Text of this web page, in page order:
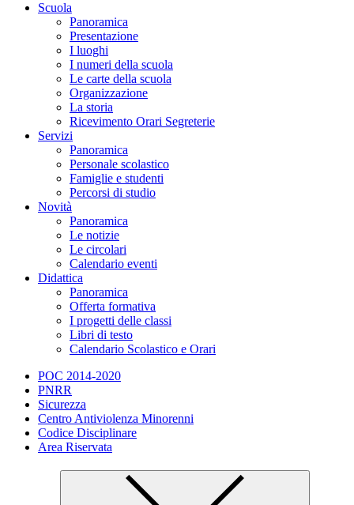
Scuola
Panoramica
Presentazione
I luoghi
I numeri della scuola
Le carte della scuola
Organizzazione
La storia
Ricevimento Orari Segreterie
Servizi
Panoramica
Personale scolastico
Famiglie e studenti
Percorsi di studio
Novità
Panoramica
Le notizie
Le circolari
Calendario eventi
Didattica
Panoramica
Offerta formativa
I progetti delle classi
Libri di testo
Calendario Scolastico e Orari
POC 2014-2020
PNRR
Sicurezza
Centro Antiviolenza Minorenni
Codice Disciplinare
Area Riservata